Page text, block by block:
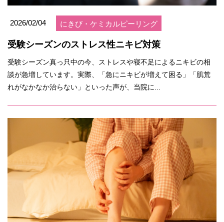
2026/02/04 にきび・ケミカルピーリング
受験シーズンのストレス性ニキビ対策
受験シーズン真っ只中の今、ストレスや寝不足によるニキビの相
談が急増しています。実際、「急にニキビが増えて困る」「肌荒
れがなかなか治らない」といった声が、当院に...